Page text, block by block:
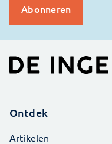
Ontdek
Artikelen